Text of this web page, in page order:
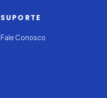
SUPORTE
Fale Conosco